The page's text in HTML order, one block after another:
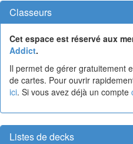
Classeurs
Cet espace est réservé aux
Addict.
Il permet de gérer gratuitement
de cartes. Pour ouvrir
ici. Si vous avez déjà un compte
Listes de decks